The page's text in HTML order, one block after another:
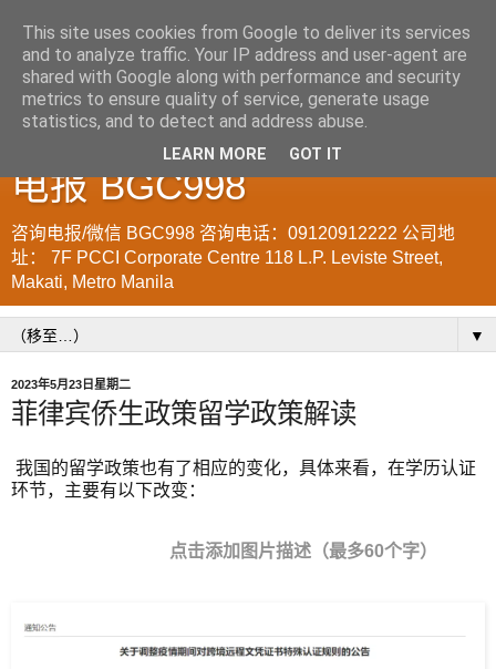
菲律宾998VISA移民公司
WWW.SRRV.DE 咨询微信/
电报 BGC998
咨询电报/微信 BGC998 咨询电话：09120912222 公司地
址： 7F PCCI Corporate Centre 118 L.P. Leviste Street,
Makati, Metro Manila
▼
2023年5月23日星期二
菲律宾侨生政策留学政策解读
我国的留学政策也有了相应的变化，具体来看，在学历认证
环节，主要有以下改变：
点击添加图片描述（最多60个字）
This site uses cookies from Google to deliver its services
and to analyze traffic. Your IP address and user-agent are
shared with Google along with performance and security
metrics to ensure quality of service, generate usage
statistics, and to detect and address abuse.
LEARN MORE GOT IT